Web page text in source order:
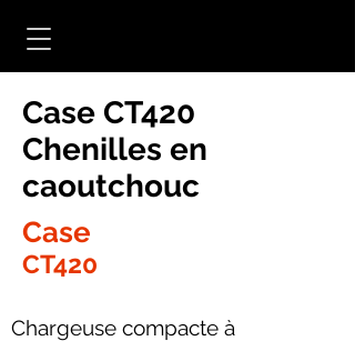
Case CT420
Chenilles en
caoutchouc
Case
CT420
Chargeuse compacte à